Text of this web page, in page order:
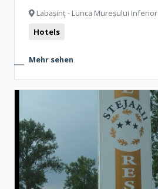
Labașinț - Lunca Mureșului Inferior
Hotels
Mehr sehen